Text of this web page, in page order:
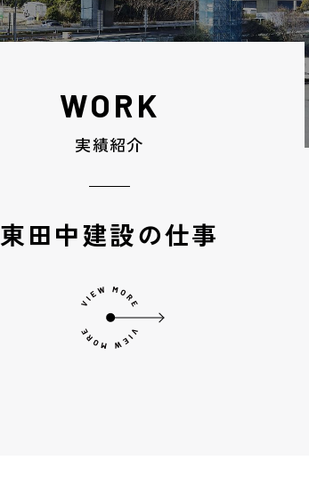
WORK
実績紹介
東田中建設の仕事